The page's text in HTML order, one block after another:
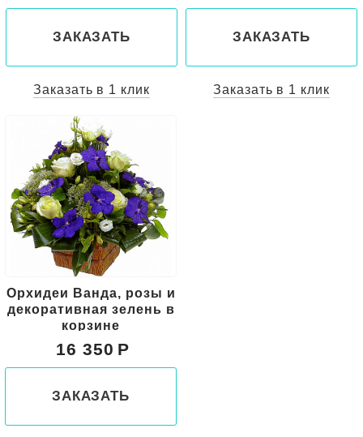
ЗАКАЗАТЬ
Заказать в 1 клик
ЗАКАЗАТЬ
Заказать в 1 клик
Орхидеи Ванда, розы и
декоративная зелень в
корзине
16 350
ЗАКАЗАТЬ